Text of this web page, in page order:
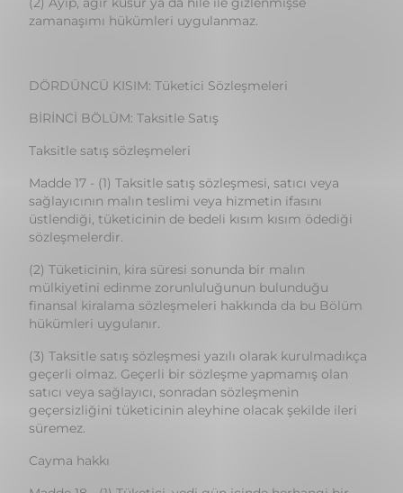
DÖRDÜNCÜ KISIM: Tüketici Sözleşmeleri
sağlayıcının malın teslimi veya hizmetin ifasını
üstlendiği, tüketicinin de bedeli kısım kısım ödediği
sözleşmelerdir.
(2) Tüketicinin, kira süresi sonunda bir malın
mülkiyetini edinme zorunluluğunun bulunduğu
finansal kiralama sözleşmeleri hakkında da bu Bölüm
hükümleri uygulanır.
(3) Taksitle satış sözleşmesi yazılı olarak kurulmadıkça
geçerli olmaz. Geçerli bir sözleşme yapmamış olan
satıcı veya sağlayıcı, sonradan sözleşmenin
geçersizliğini tüketicinin aleyhine olacak şekilde ileri
süremez.
Cayma hakkı
Madde 18 - (1) Tüketici, yedi gün içinde herhangi bir
gerekçe göstermeksizin ve cezai şart ödemeksizin
taksitle satış sözleşmesinden cayma hakkına sahiptir.
(2) Cayma hakkının kullanıldığına dair bildirimin bu